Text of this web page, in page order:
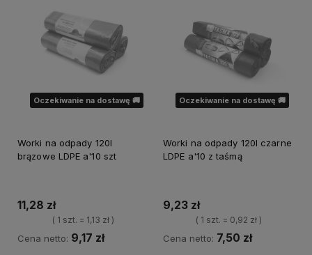
Oczekiwanie na dostawę 🚚
Worki na odpady 120l
brązowe LDPE a'10 szt
11,28 zł
( 1 szt. = 1,13 zł )
Cena netto: 9,17 zł
Oczekiwanie na dostawę 🚚
Worki na odpady 120l czarne
LDPE a'10 z taśmą
9,23 zł
( 1 szt. = 0,92 zł )
Cena netto: 7,50 zł